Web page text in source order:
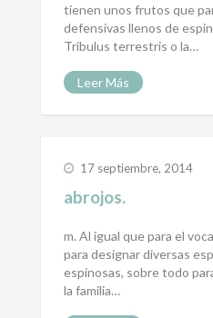
tienen unos frutos que
defensivas llenos de
Tribulus terrestris o la…
Leer Más
17 septiembre, 2014
abrojos.
m. Al igual que para el
para designar diversas
espinosas, sobre todo
la familia…